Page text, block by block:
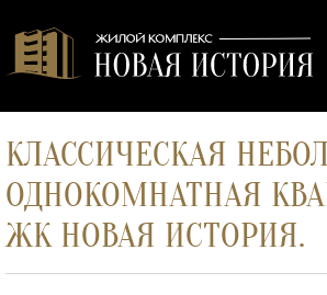
КЛАССИЧЕСКАЯ
ОДНОКОМНАТНАЯ
ЖК НОВАЯ ИСТОРИЯ.